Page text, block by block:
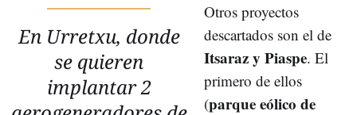
En Urretxu, donde
se quieren
implantar 2
Otros proyectos
descartados son el de
Itsaraz y Piaspe. El
primero de ellos
(parque eólico de